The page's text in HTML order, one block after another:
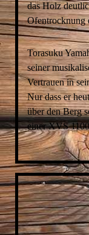
das Holz
Ofentrocknung
Torasuku
seiner
Vertrauen in
Nur dass er
über den Berg
einer XVS